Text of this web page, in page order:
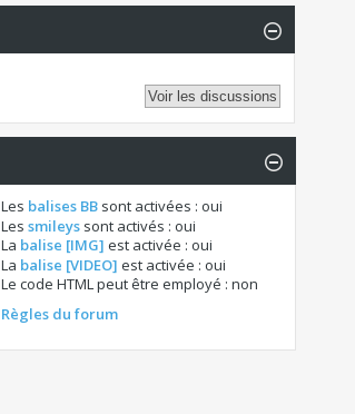
Les balises BBsont activées : oui
Les smileyssont activés : oui
La balise [IMG] est activée : oui
La balise [VIDEO] est activée : oui
Le code HTML peut être employé : non
Règles du forum